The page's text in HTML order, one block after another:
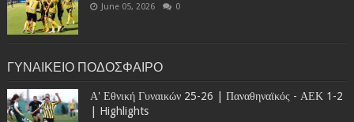
June 05, 2026 0
ΓΥΝΑΙΚΕΙΟ ΠΟΔΟΣΦΑΙΡΟ
Α' Εθνική Γυναικών 25-26 | Παναθηναϊκός - ΑΕΚ 1-2
| Highlights